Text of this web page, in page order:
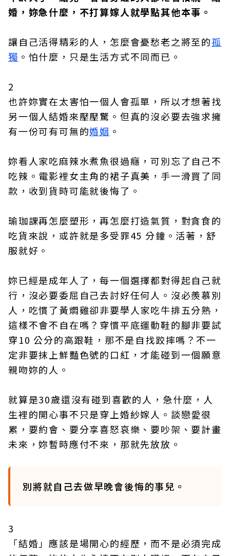
婚，妳急什麼，不打算嫁人就學點其他本事。
讓自己活得精彩的人，怎麼會憂愁老之將至的孤
獨 。怕什麼，只是生活方式不同而已。
2
也許妳實在太害怕一個人會孤單，所以才想著找
另一個人結婚來壓壓驚。但真的沒必要去強求擁
有一份可有可無的婚姻 。
妳看人家吃麻辣水煮魚很過癮，可別忘了自己不
吃辣。電影裡女主角的裙子真美，手一滑買了同
款，收到貨時可能就後悔了。
瑜珈課再怎麼塑形，再怎麼打造氣質，對貪食的
吃貨來說，或許就是多受罪45 分鐘。活著，舒
服就好。
妳已經是成年人了，每一個選擇都對得起自己就
行，沒必要委屈自己去討好任何人。沒必羨慕別
人，吃慣了黃燜雞卻非要學人家吃牛排五分熟，
這樣不會不自在嗎？穿慣平底運動鞋的腳非要試
穿10 公分的高跟鞋，那不是自找跤摔嗎？不一
定非要抹上鮮豔色號的口紅，才能碰到一個願意
親吻妳的人。
就算是30歲還沒有碰到喜歡的人，急什麼，人
生裡的開心事不只是穿上婚紗嫁人。談戀愛很
累，要約會、要分享喜怒哀樂、要吵架、要計畫
未來，妳暫時應付不來，那就先放放。
別將就自己去做早晚會後悔的事兒。
3
「結婚」應該是場開心的經歷，而不是必須完成